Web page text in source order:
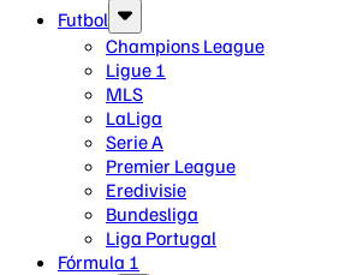
Futbol
Champions League
Ligue 1
MLS
LaLiga
Serie A
Premier League
Eredivisie
Bundesliga
Liga Portugal
Fórmula 1